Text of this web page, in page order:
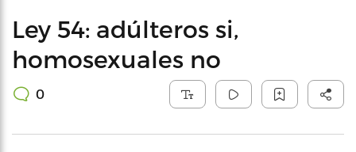
Ley 54: adúlteros si,
homosexuales no
0